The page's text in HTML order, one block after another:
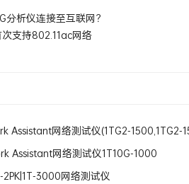
分析仪连接至互联网？
支持802.11ac网络
Assistant网络测试仪(1TG2-1500,1TG2-
Assistant网络测试仪1T10G-1000
3000网络测试仪